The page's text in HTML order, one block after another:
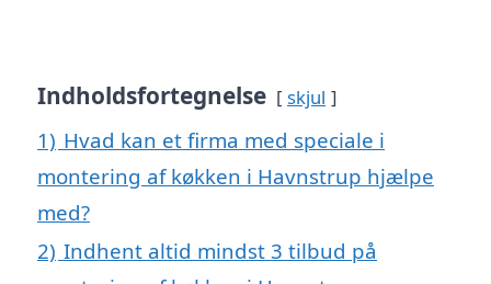
Indholdsfortegnelse skjul
1) Hvad kan et firma med speciale i
montering af køkken i Havnstrup hjælpe
med?
2) Indhent altid mindst 3 tilbud på